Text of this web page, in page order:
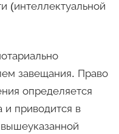
(интеллектуальной
завещания. Право
определяется
и приводится в